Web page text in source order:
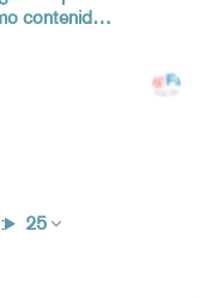
contenid…
25